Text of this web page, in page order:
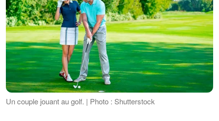
Un couple jouant au golf. | Photo : Shutterstock